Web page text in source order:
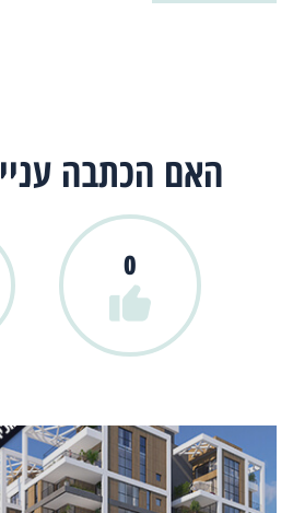
האם הכתבה
0